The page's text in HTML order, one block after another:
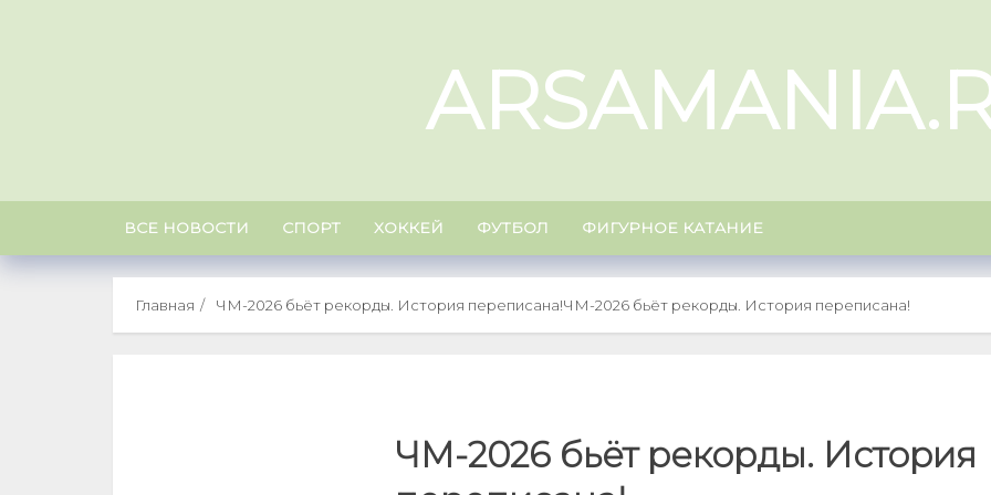
ВСЕ НОВОСТИ СПОРТ ХОККЕЙ ФУТБОЛ ФИГУРНОЕ КАТАНИЕ
Главная ЧМ-2026 бьёт рекорды. История переписана!ЧМ-2026 бьёт рекорды. История переписана!
ЧМ-2026 бьёт рекорды. История